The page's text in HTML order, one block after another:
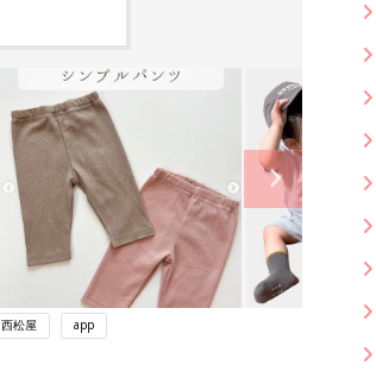
西松屋 app